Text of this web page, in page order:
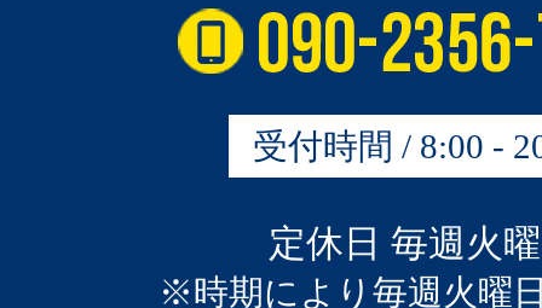
受付時間 / 8:00 -
定休日 毎週火
※時期により毎週火曜